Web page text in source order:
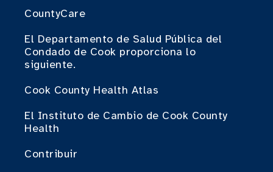
CountyCare
El Departamento de Salud Pública del
Condado de Cook proporciona lo
siguiente.
Cook County Health Atlas
El Instituto de Cambio de Cook County
Health
Contribuir